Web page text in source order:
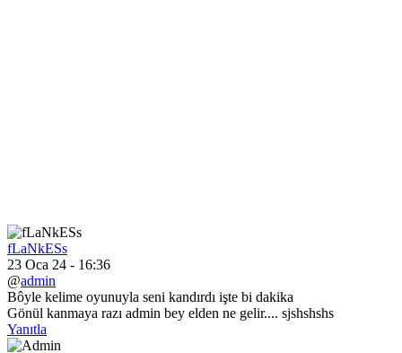
fLaNkESs
23 Oca 24 - 16:36
@admin
Bôyle kelime oyunuyla seni kandırdı işte bi dakika
Gönül kanmaya razı admin bey elden ne gelir.... sjshshshs
Yanıtla